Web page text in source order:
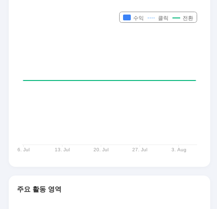
주요 활동 영역